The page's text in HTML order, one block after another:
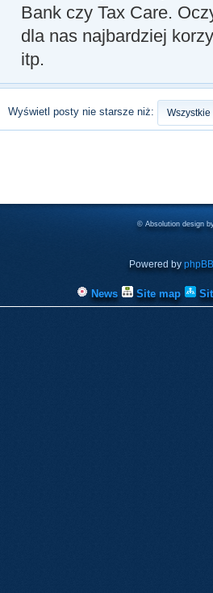
Bank czy Tax Care.
dla nas najbardziej
itp.
Wyświetl posty nie starsze niż:
© Absolution design
Powered by phpBB
News Site map